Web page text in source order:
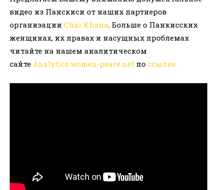
видео из Панскиси от наших партнеров
организации Chai Khana. Больше о Панкисских
женщинах, их правах и насущных проблемах
читайте на нашем аналитическом
сайте Analytics.women-peace.net по ссылке.